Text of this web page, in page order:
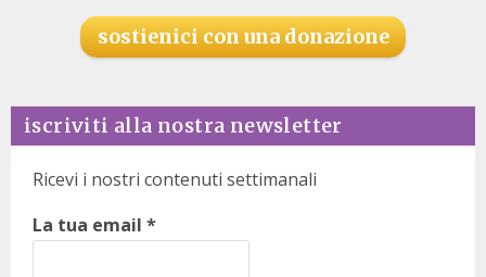
sostienici con una donazione
iscriviti alla nostra newsletter
Ricevi i nostri contenuti settimanali
La tua email *